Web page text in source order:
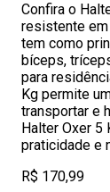
Confira o
resistente em
tem como
bíceps,
para
Kg permite
transportar e
Halter Oxer 5
praticidade e
R$ 170,99